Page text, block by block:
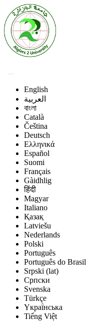
English
العربية
বাংলা
Català
Čeština
Deutsch
Ελληνικά
Español
Suomi
Français
Gàidhlig
हिंदी
Magyar
Italiano
Қазақ
Latviešu
Nederlands
Polski
Português
Português do Brasil
Srpski (lat)
Српски
Svenska
Türkçe
Yкраї́нська
Tiếng Việt